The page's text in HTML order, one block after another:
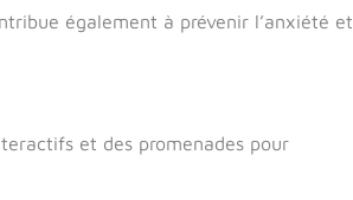
également à prévenir l’anxiété et
et des promenades pour